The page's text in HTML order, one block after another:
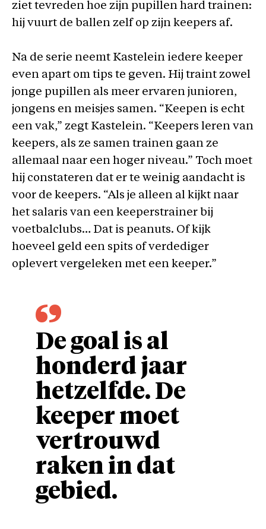
ziet tevreden hoe zijn pupillen hard trainen:
hij vuurt de ballen zelf op zijn keepers af.
Na de serie neemt Kastelein iedere keeper
even apart om tips te geven. Hij traint zowel
jonge pupillen als meer ervaren junioren,
jongens en meisjes samen. “Keepen is echt
een vak,” zegt Kastelein. “Keepers leren van
keepers, als ze samen trainen gaan ze
allemaal naar een hoger niveau.” Toch moet
hij constateren dat er te weinig aandacht is
voor de keepers. “Als je alleen al kijkt naar
het salaris van een keeperstrainer bij
voetbalclubs… Dat is peanuts. Of kijk
hoeveel geld een spits of verdediger
oplevert vergeleken met een keeper.”
De goal is al
honderd jaar
hetzelfde. De
keeper moet
vertrouwd
raken in dat
gebied.